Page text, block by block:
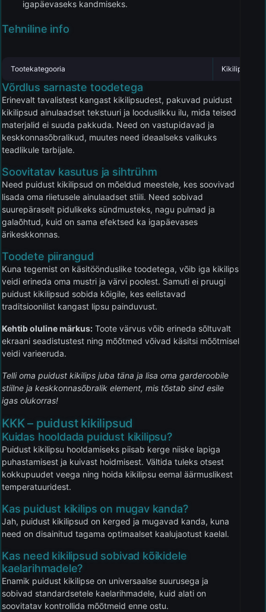
igapäevaseks kandmiseks.
Tehniline info
Tootekategooria Kikilipsud
Võrdlus sarnaste toodetega
Erinevalt tavalistest kangast kikilipsudest, pakuvad puidust
kikilipsud ainulaadset tekstuuri ja looduslikku ilu, mida teised
materjalid ei suuda pakkuda. Need on vastupidavad ja
keskkonnasõbralikud, muutes need ideaalseks valikuks
teadlikule tarbijale.
Soovitatav kasutus ja sihtrühm
Need puidust kikilipsud on mõeldud meestele, kes soovivad
lisada oma riietusele ainulaadset stiili. Need sobivad
suurepäraselt pidulikeks sündmusteks, nagu pulmad ja
galaõhtud, kuid on sama efektsed ka igapäevases
ärikeskkonnas.
Toodete piirangud
Kuna tegemist on käsitöönduslike toodetega, võib iga kikilips
veidi erineda oma mustri ja värvi poolest. Samuti ei pruugi
puidust kikilipsud sobida kõigile, kes eelistavad
traditsioonilist kangast lipsu painduvust.
Kehtib oluline märkus: Toote värvus võib erineda sõltuvalt
ekraani seadistustest ning mõõtmed võivad käsitsi mõõtmisel
veidi varieeruda.
Telli oma puidust kikilips juba täna ja lisa oma garderoobile
stiilne ja keskkonnasõbralik element, mis tõstab sind esile
igas olukorras!
KKK – puidust kikilipsud
Kuidas hooldada puidust kikilipsu?
Puidust kikilipsu hooldamiseks piisab kerge niiske lapiga
puhastamisest ja kuivast hoidmisest. Vältida tuleks otsest
kokkupuudet veega ning hoida kikilipsu eemal äärmuslikest
temperatuuridest.
Kas puidust kikilips on mugav kanda?
Jah, puidust kikilipsud on kerged ja mugavad kanda, kuna
need on disainitud tagama optimaalset kaalujaotust kaelal.
Kas need kikilipsud sobivad kõikidele
kaelarihmadele?
Enamik puidust kikilipse on universaalse suurusega ja
sobivad standardsetele kaelarihmadele, kuid alati on
soovitatav kontrollida mõõtmeid enne ostu.